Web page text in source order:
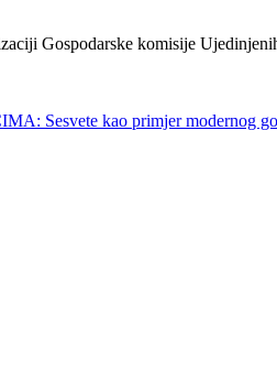
Gospodarske komisije
Sesvete kao primjer modernog